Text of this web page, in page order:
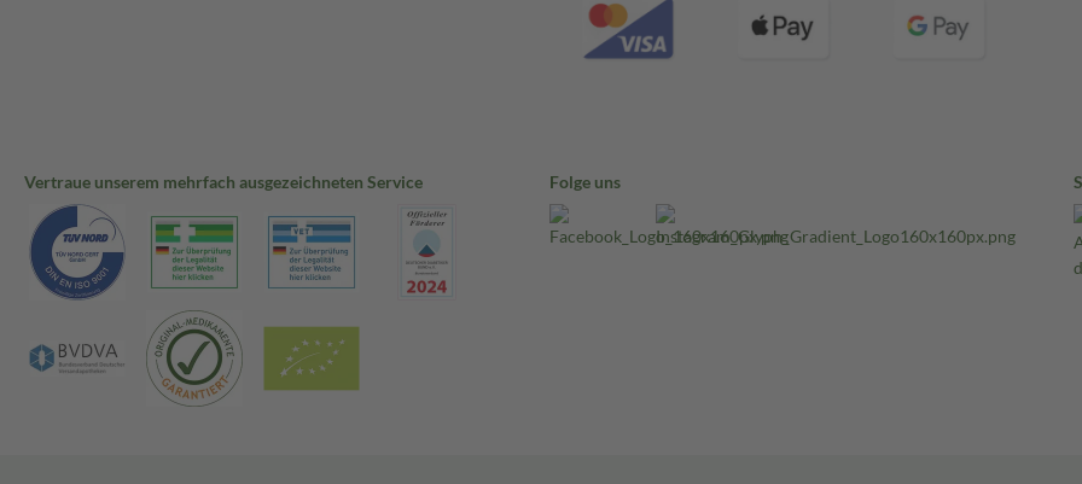
Vertraue unserem mehrfach ausgezeichneten Service Folge uns